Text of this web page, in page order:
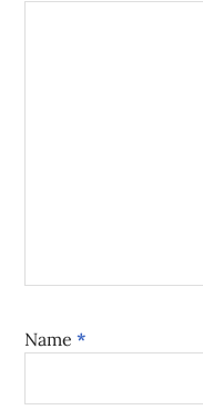
Name*